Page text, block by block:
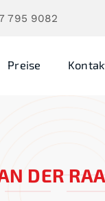
795 9082
Preise
DER